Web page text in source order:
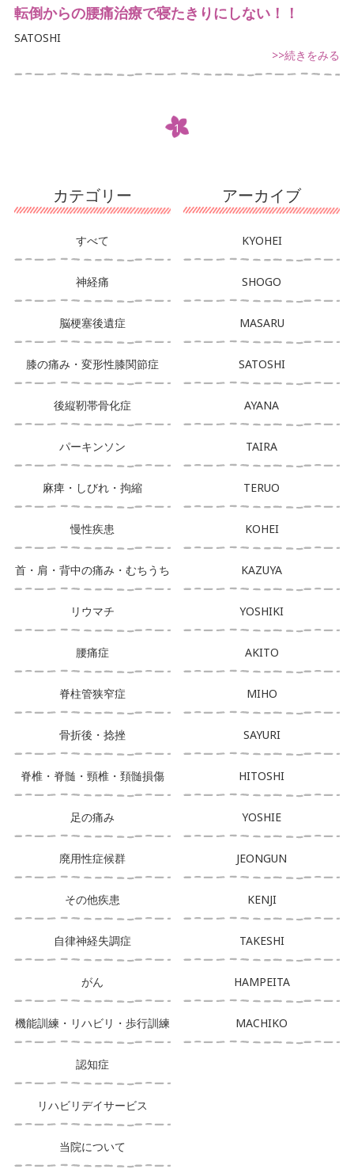
カテゴリー
すべて
神経痛
脳梗塞後遺症
膝の痛み・変形性膝関節症
後縦靭帯骨化症
パーキンソン
麻痺・しびれ・拘縮
慢性疾患
首・肩・背中の痛み・むちうち
リウマチ
腰痛症
脊柱管狭窄症
骨折後・捻挫
脊椎・脊髄・頸椎・頚髄損傷
足の痛み
廃用性症候群
その他疾患
自律神経失調症
がん
機能訓練・リハビリ・歩行訓練
認知症
リハビリデイサービス
当院について
アーカイブ
KYOHEI
SHOGO
MASARU
SATOSHI
AYANA
TAIRA
TERUO
KOHEI
KAZUYA
YOSHIKI
AKITO
MIHO
SAYURI
HITOSHI
YOSHIE
JEONGUN
KENJI
TAKESHI
HAMPEITA
MACHIKO
転倒からの腰痛治療で寝たきりにしない！！
SATOSHI
>>続きをみる
1